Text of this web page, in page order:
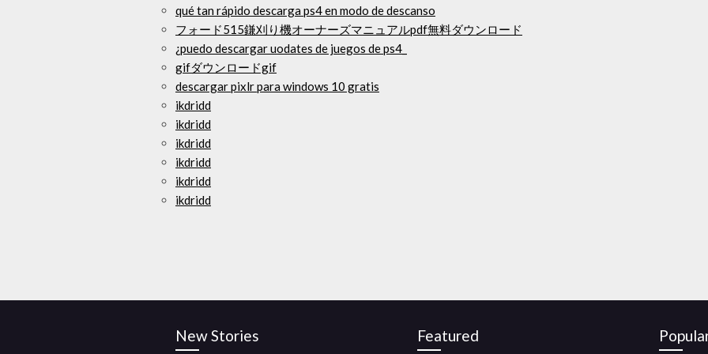
qué tan rápido descarga ps4 en modo de descanso
フォード515鎌刈り機オーナーズマニュアルpdf無料ダウンロード
¿puedo descargar uodates de juegos de ps4_
gifダウンロードgif
descargar pixlr para windows 10 gratis
ikdridd
ikdridd
ikdridd
ikdridd
ikdridd
ikdridd
New Stories Featured